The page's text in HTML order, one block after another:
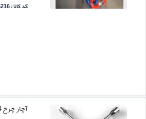
کد کالا : 5216